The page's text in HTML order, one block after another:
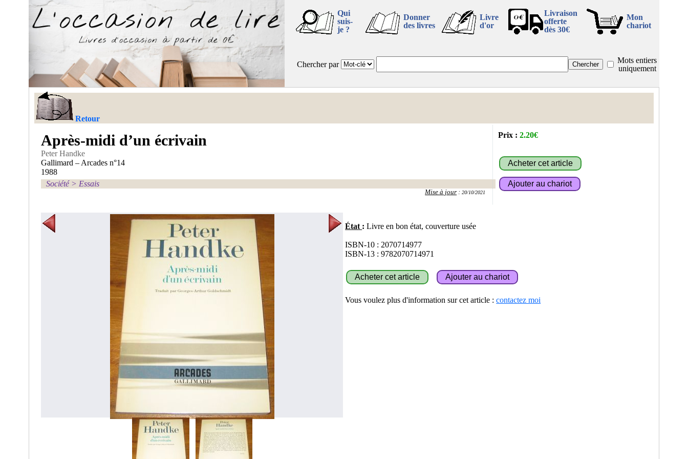
Qui
suis-
je ?
Donner
des livres
Livre
d'or
Livraison
offerte
dès 30€
Mon
chariot
Chercher par
Mots entiers
uniquement
Retour
Après-midi d’un écrivain
Peter Handke
Gallimard – Arcades n°14
1988
Société> Essais
Mise à jour :20/10/2021
Prix : 2.20€
État : Livre en bon état, couverture usée
ISBN-10 : 2070714977
ISBN-13 : 9782070714971
Vous voulez plus d'information sur cet article :contactez moi